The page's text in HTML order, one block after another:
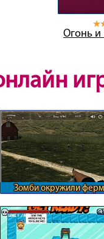
Огонь и
Зомби окружили